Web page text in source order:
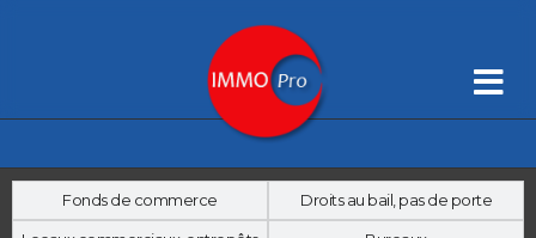
Fonds de commerce Droits au bail, pas de porte